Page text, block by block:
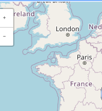
+
−